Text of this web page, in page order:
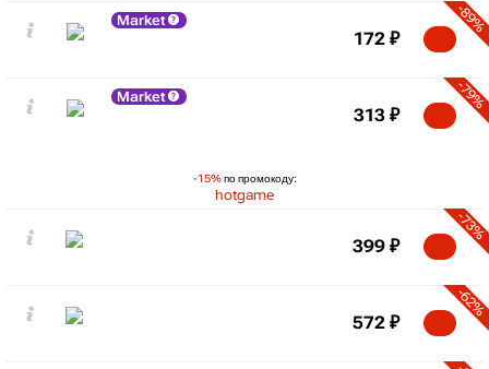
Market -89%
172 ₽
Market
-15%по промокоду:
hotgame
-79%
313 ₽
-73%
399 ₽
-62%
572 ₽